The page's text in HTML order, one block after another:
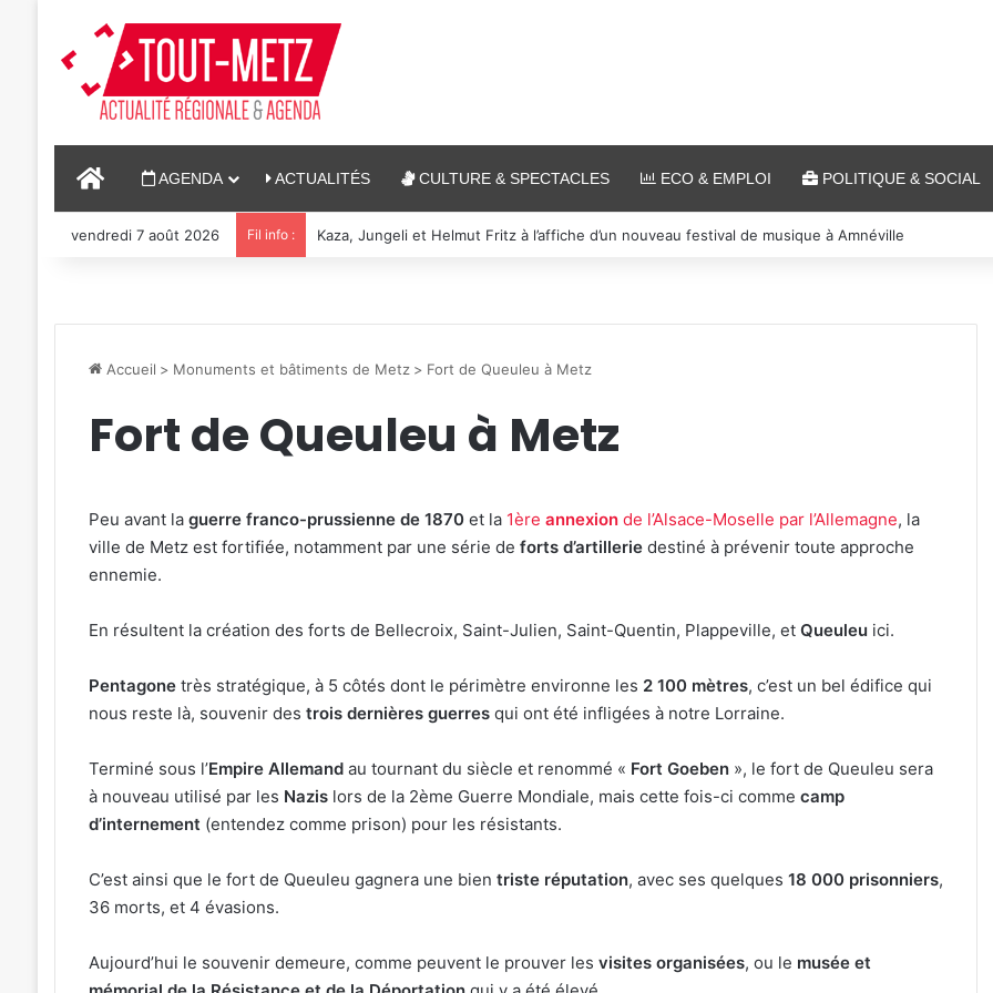
ACCUEILAGENDA ACTUALITÉS CULTURE & SPECTACLES ECO & EMPLOI POLITIQUE & SOCIAL
vendredi 7 août 2026 Fil info : Kaza, Jungeli et Helmut Fritz à l’affiche d’un nouveau festival de musique à Amnéville
Accueil > Monuments et bâtiments de Metz > Fort de Queuleu à Metz
Fort de Queuleu à Metz
Peu avant la guerre franco-prussienne de 1870 et la 1ère annexion de l’Alsace-Moselle par l’Allemagne, la
ville de Metz est fortifiée, notamment par une série de forts d’artillerie destiné à prévenir toute approche
ennemie.
En résultent la création des forts de Bellecroix, Saint-Julien, Saint-Quentin, Plappeville, et Queuleuici.
Pentagonetrès stratégique, à 5 côtés dont le périmètre environne les 2 100 mètres, c’est un bel édifice qui
nous reste là, souvenir des trois dernières guerresqui ont été infligées à notre Lorraine.
Terminé sous l’Empire Allemandau tournant du siècle et renommé « Fort Goeben», le fort de Queuleu sera
à nouveau utilisé par les Nazislors de la 2ème Guerre Mondiale, mais cette fois-ci comme camp
d’internement(entendez comme prison) pour les résistants.
C’est ainsi que le fort de Queuleu gagnera une bien triste réputation, avec ses quelques 18 000 prisonniers,
36 morts, et 4 évasions.
Aujourd’hui le souvenir demeure, comme peuvent le prouver les visites organisées, ou le musée et
Une
»
:
Roth
cuisine
pour
grand
dîner
la
en cuisine pour le grand dîner caritatif
de la FIM 2026
Jungeli
et
Fritz
à
d’un
festival
de
à
7 août 2026
d’un nouveau festival de musique à
Amnéville